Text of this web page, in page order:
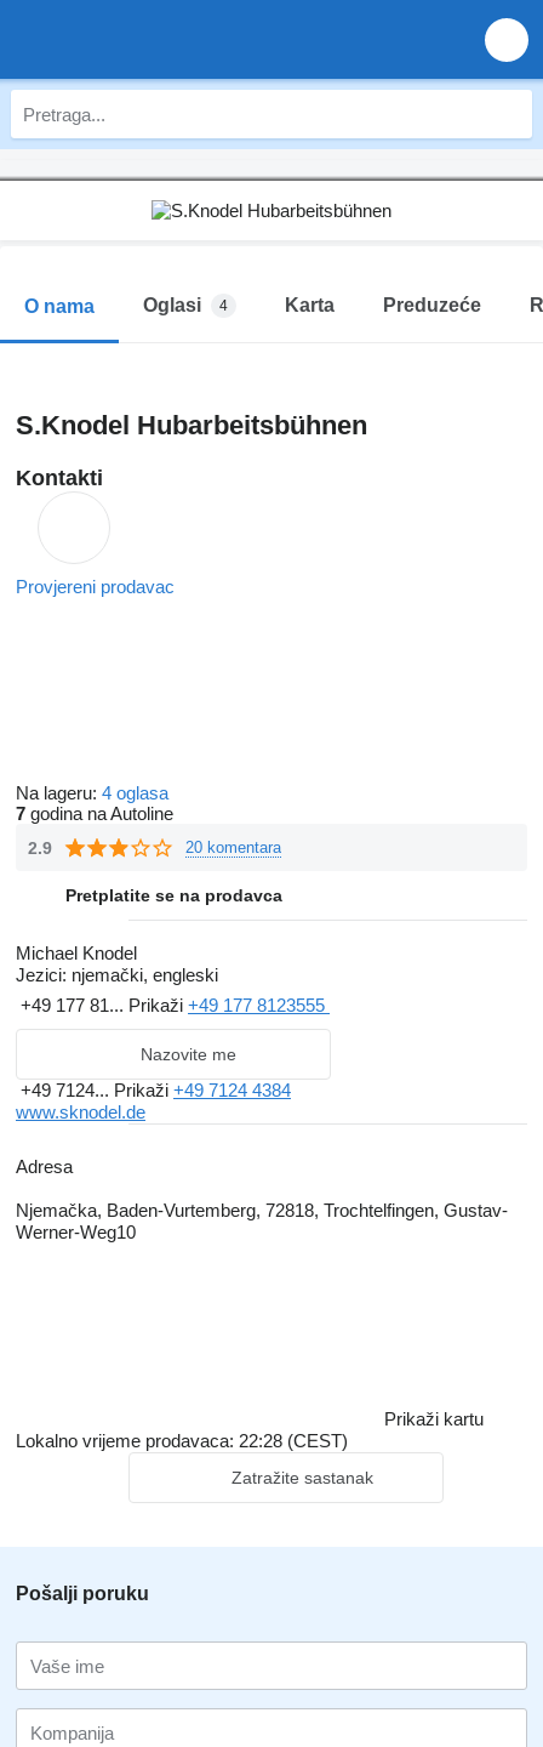
O nama Oglasi 4 Karta Preduzeće
S.Knodel Hubarbeitsbühnen
Kontakti
Provjereni prodavac
Na lageru: 4 oglasa
7 godina na Autoline
2.9 20 komentara
Pretplatite se na prodavca
Michael Knodel
Jezici: njemački, engleski
+49 177 81... Prikaži +49 177 8123555
Nazovite me
+49 7124... Prikaži +49 7124 4384
www.sknodel.de
Adresa
Njemačka, Baden-Vurtemberg, 72818, Trochtelfingen, Gustav-
Werner-Weg10
Prikaži kartu
Lokalno vrijeme prodavaca: 22:28 (CEST)
Zatražite sastanak
Pošalji poruku